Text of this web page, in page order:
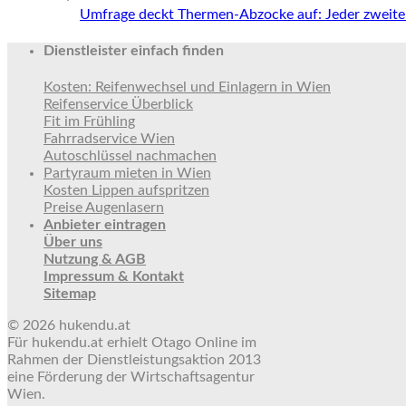
Umfrage deckt Thermen-Abzocke auf: Jeder
Dienstleister einfach finden
Kosten: Reifenwechsel und Einlagern in Wien
Reifenservice Überblick
Fit im Frühling
Fahrradservice Wien
Autoschlüssel nachmachen
Partyraum mieten in Wien
Kosten Lippen aufspritzen
Preise Augenlasern
Anbieter eintragen
Über uns
Nutzung & AGB
Impressum & Kontakt
Sitemap
© 2026 hukendu.at
Für hukendu.at erhielt Otago Online im
Rahmen der Dienstleistungsaktion 2013
eine Förderung der Wirtschaftsagentur
Wien.